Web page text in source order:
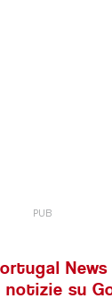
notizie su